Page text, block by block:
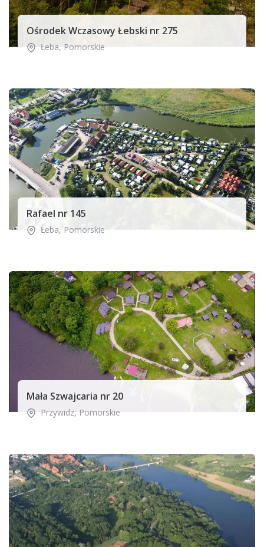
Ośrodek Wczasowy Łebski nr 275
Łeba,Pomorskie
Rafael nr 145
Łeba, Pomorskie
Mała Szwajcaria nr 20
Przywidz, Pomorskie